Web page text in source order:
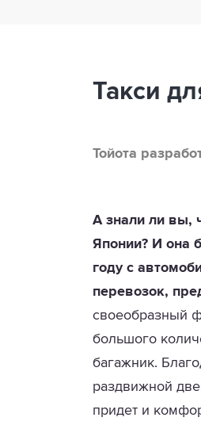
Такси
Тойота
А знали ли вы,
Японии? И она
году с
перевозок,
своеобразный
большого
багажник.
раздвижной
придет и